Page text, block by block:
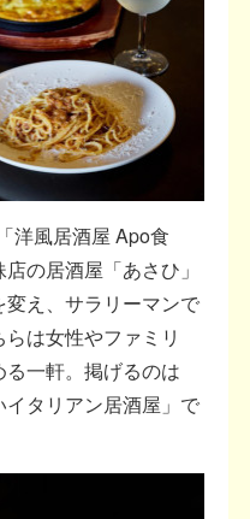
洋風居酒屋 Apo食
の居酒屋「あさひ」
変え、サラリーマンで
は女性やファミリ
一軒。掲げるのは
イタリアン居酒屋」で